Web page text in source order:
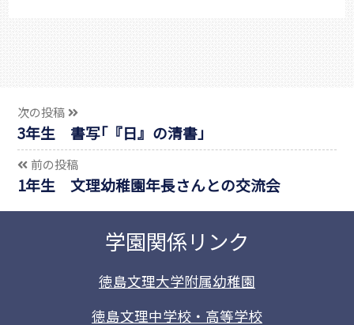
次の投稿
3年生 書写｢『日』の清書」
前の投稿
1年生 文理幼稚園年長さんとの交流会
学園関係リンク
徳島文理大学附属幼稚園
徳島文理中学校・高等学校